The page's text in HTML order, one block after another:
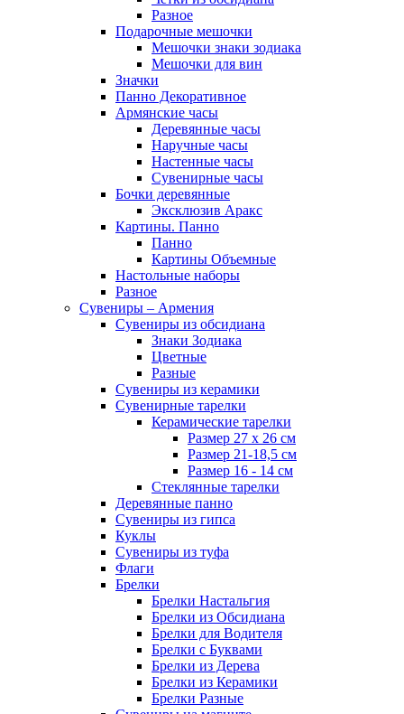
Разное
Подарочные мешочки
Мешочки знаки зодиака
Мешочки для вин
Значки
Панно Декоративное
Армянские часы
Деревянные часы
Наручные часы
Настенные часы
Сувенирные часы
Бочки деревянные
Эксклюзив Аракс
Картины. Панно
Панно
Картины Объемные
Настольные наборы
Разное
Сувениры – Армения
Сувениры из обсидиана
Знаки Зодиака
Цветные
Разные
Сувениры из керамики
Сувенирные тарелки
Керамические тарелки
Размер 27 х 26 см
Размер 21-18,5 см
Размер 16 - 14 см
Стеклянные тарелки
Деревянные панно
Сувениры из гипса
Куклы
Сувениры из туфа
Флаги
Брелки
Брелки Настальгия
Брелки из Обсидиана
Брелки для Водителя
Брелки с Буквами
Брелки из Дерева
Брелки из Керамики
Брелки Разные